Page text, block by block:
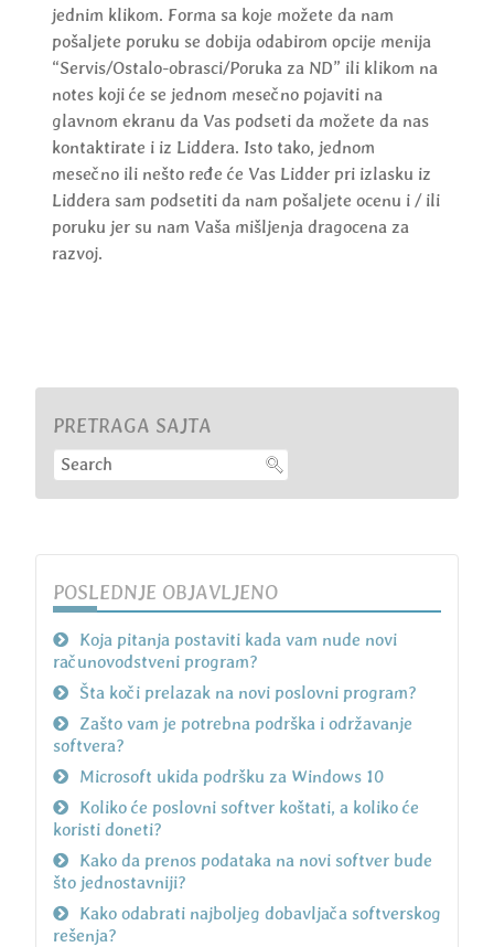
jednim klikom. Forma sa koje možete da nam
pošaljete poruku se dobija odabirom opcije menija
“Servis/Ostalo-obrasci/Poruka za ND” ili klikom na
notes koji će se jednom mesečno pojaviti na
glavnom ekranu da Vas podseti da možete da nas
kontaktirate i iz Liddera. Isto tako, jednom
mesečno ili nešto ređe će Vas Lidder pri izlasku iz
Liddera sam podsetiti da nam pošaljete ocenu i / ili
poruku jer su nam Vaša mišljenja dragocena za
razvoj.
PRETRAGA SAJTA
POSLEDNJE OBJAVLJENO
Koja pitanja postaviti kada vam nude novi
računovodstveni program?
Šta koči prelazak na novi poslovni program?
Zašto vam je potrebna podrška i održavanje
softvera?
Microsoft ukida podršku za Windows 10
Koliko će poslovni softver koštati, a koliko će
koristi doneti?
Kako da prenos podataka na novi softver bude
što jednostavniji?
Kako odabrati najboljeg dobavljača softverskog
rešenja?